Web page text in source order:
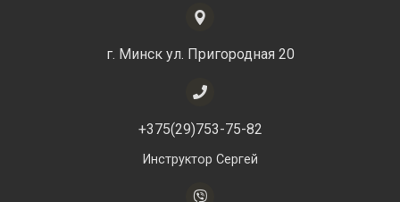
г. Минск ул. Пригородная 20
+375(29)753-75-82
Инструктор Сергей